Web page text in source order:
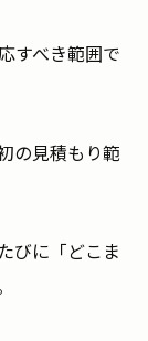
すべき範囲で
の見積もり範
びに「どこま